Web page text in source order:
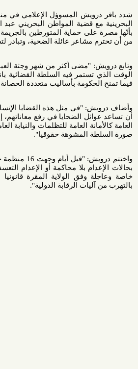
شدد باقر درويش المسوؤل الإعلامي في
البحرينية مع قضية المواطن البحريني
بأنّها مصرة على حماية المتورطين
من أن تحترم مشاعر عائلة الضحية، وتبادر
وتابع درويش: "مضى أكثر من شهر وجثة
الوقت الذي تستمر فيه السلطة القضائية
فيما تمنح الحكومة بأساليب متعددة الحصانة
وأضاف درويش: "في مثل هذه القضايا
أن تساعد عوائل الضحايا في رفع
العامة كالأمانة العامة للتظلمات
صورة السلطة المشوهة حقوقيا".
واختتم
بحالات الإعدام بلا محاكمة أو الإعدام
خاصة وعاجلة وفق الولاية المقرة
بالتهرب من آليات الرقابة الدولية".